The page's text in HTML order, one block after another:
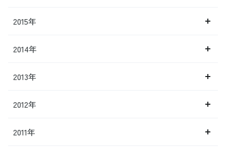
2015年
2014年
2013年
2012年
2011年